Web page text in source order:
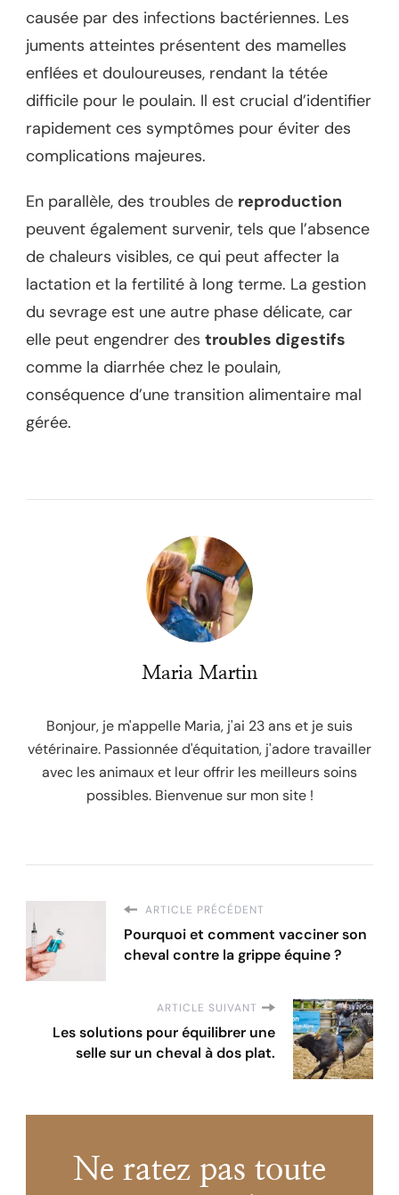
causée par des infections bactériennes. Les
juments atteintes présentent des mamelles
enflées et douloureuses, rendant la tétée
difficile pour le poulain. Il est crucial d’identifier
rapidement ces symptômes pour éviter des
complications majeures.
En parallèle, des troubles de reproduction
peuvent également survenir, tels que l’absence
de chaleurs visibles, ce qui peut affecter la
lactation et la fertilité à long terme. La gestion
du sevrage est une autre phase délicate, car
elle peut engendrer des troubles digestifs
comme la diarrhée chez le poulain,
conséquence d’une transition alimentaire mal
gérée.
Maria Martin
Bonjour, je m'appelle Maria, j'ai 23 ans et je suis
vétérinaire. Passionnée d'équitation, j'adore travailler
avec les animaux et leur offrir les meilleurs soins
possibles. Bienvenue sur mon site !
ARTICLE PRÉCÉDENT
Pourquoi et comment vacciner son
cheval contre la grippe équine ?
ARTICLE SUIVANT
Les solutions pour équilibrer une
selle sur un cheval à dos plat.
Ne ratez pas toute